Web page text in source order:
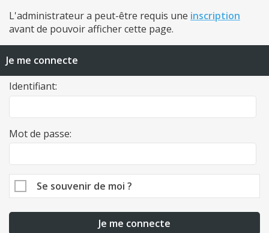
L'administrateur a peut-être requis une inscription
avant de pouvoir afficher cette page.
Je me connecte
Identifiant:
Mot de passe:
Se souvenir de moi ?
Je me connecte